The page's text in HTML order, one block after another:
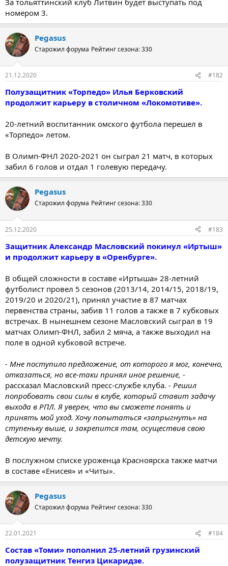
номером 3.
Pegasus
Старожил форума Рейтинг сезона: 330
21.12.2020 #182
Полузащитник «Торпедо» Илья Берковский
продолжит карьеру в столичном «Локомотиве».
20-летний воспитанник омского футбола перешел в
«Торпедо» летом.
В Олимп-ФНЛ 2020-2021 он сыграл 21 матч, в которых
забил 6 голов и отдал 1 голевую передачу.
Pegasus
Старожил форума Рейтинг сезона: 330
25.12.2020 #183
Защитник Александр Масловский покинул «Иртыш»
и продолжит карьеру в «Оренбурге».
В общей сложности в составе «Иртыша» 28-летний
футболист провел 5 сезонов (2013/14, 2014/15, 2018/19,
2019/20 и 2020/21), принял участие в 87 матчах
первенства страны, забив 11 голов а также в 7 кубковых
встречах. В нынешнем сезоне Масловский сыграл в 19
матчах Олимп-ФНЛ, забил 2 мяча, а также выходил на
поле в одной кубковой встрече.
- Мне поступило предложение, от которого я мог, конечно,
отказаться, но все-таки принял иное решение, -
рассказал Масловский пресс-службе клуба. - Решил
попробовать свои силы в клубе, который ставит задачу
выхода в РПЛ. Я уверен, что вы сможете понять и
принять мой уход. Хочу попытаться «запрыгнуть» на
ступеньку выше, и закрепится там, осуществив свою
детскую мечту.
В послужном списке уроженца Красноярска также матчи
в составе «Енисея» и «Читы».
Pegasus
Старожил форума Рейтинг сезона: 330
22.01.2021 #184
Состав «Томи» пополнил 25-летний грузинский
полузащитник Тенгиз Цикаридзе.